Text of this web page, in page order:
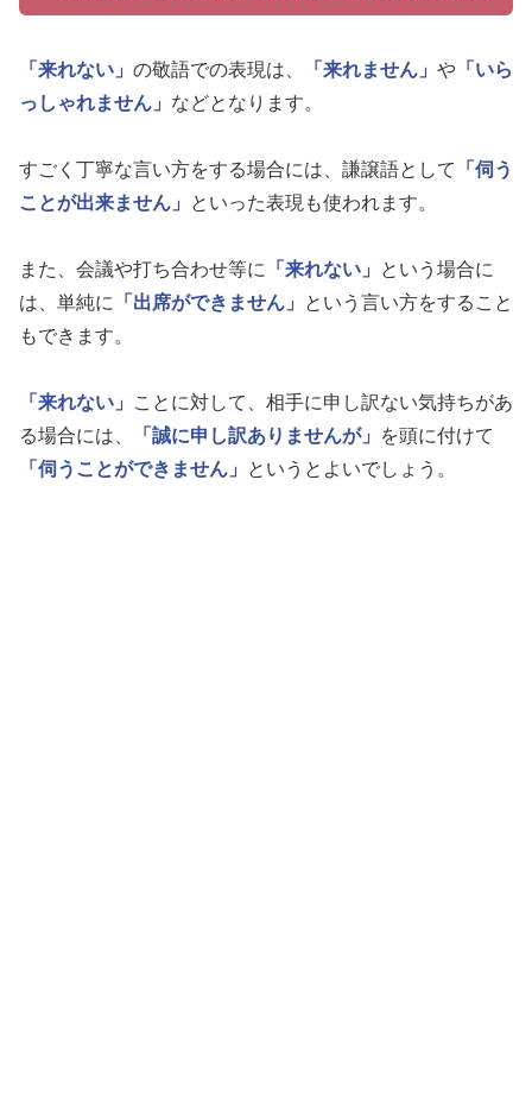
「来れない」 の敬語での表現は、 「来れません」 や 「いら
っしゃれません」 などとなります。
すごく丁寧な言い方をする場合には、謙譲語として
「伺う
ことが出来ません」
といった表現も使われます。
また、会議や打ち合わせ等に 「来れない」
という場合に
は、単純に
「出席ができません」
という言い方をすること
もできます。
「来れない」
ことに対して、相手に申し訳ない気持ちがあ
る場合には、
「誠に申し訳ありませんが」
を頭に付けて
「伺うことができません」
というとよいでしょう。